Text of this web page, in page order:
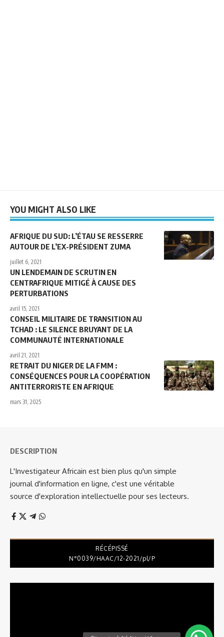
YOU MIGHT ALSO LIKE
AFRIQUE DU SUD: L’ÉTAU SE RESSERRE
AUTOUR DE L’EX-PRÉSIDENT ZUMA
juillet 6, 2021
UN LENDEMAIN DE SCRUTIN EN
CENTRAFRIQUE MITIGÉ À CAUSE DES
PERTURBATIONS
avril 15, 2021
CONSEIL MILITAIRE DE TRANSITION AU
TCHAD : LE SILENCE BRUYANT DE LA
COMMUNAUTÉ INTERNATIONALE
avril 21, 2021
RETRAIT DU NIGER DE LA FMM :
CONSÉQUENCES POUR LA COOPÉRATION
ANTITERRORISTE EN AFRIQUE
mars 31, 2025
DESCRIPTION
L'Investigateur Africain est bien plus qu'un simple
journal d'information en ligne, c'est une véritable
source d'exploration intellectuelle pour ses lecteurs.
RÉCÉPISSÉ
N°0039/HAAC/12-2021/pl/P